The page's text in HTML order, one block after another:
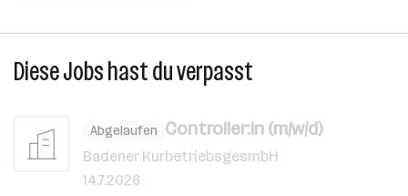
Diese Jobs hast du verpasst
Abgelaufen Controller:in (m/w/d)
Badener KurbetriebsgesmbH
14.7.2026